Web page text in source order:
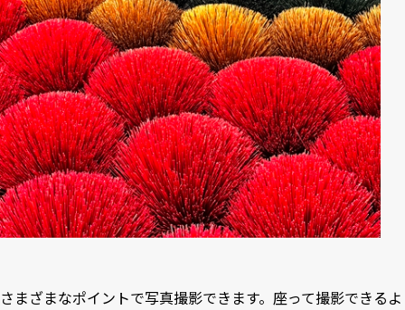
さまざまなポイントで写真撮影できます。座って撮影できるよ